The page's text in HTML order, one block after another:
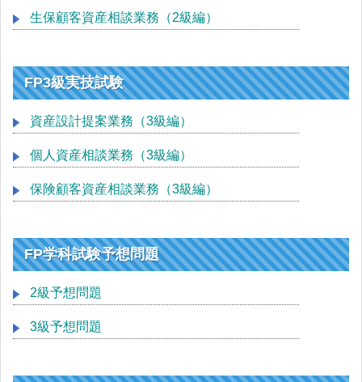
生保顧客資産相談業務（2級編）
FP3級実技試験
資産設計提案業務（3級編）
個人資産相談業務（3級編）
保険顧客資産相談業務（3級編）
FP学科試験予想問題
2級予想問題
3級予想問題